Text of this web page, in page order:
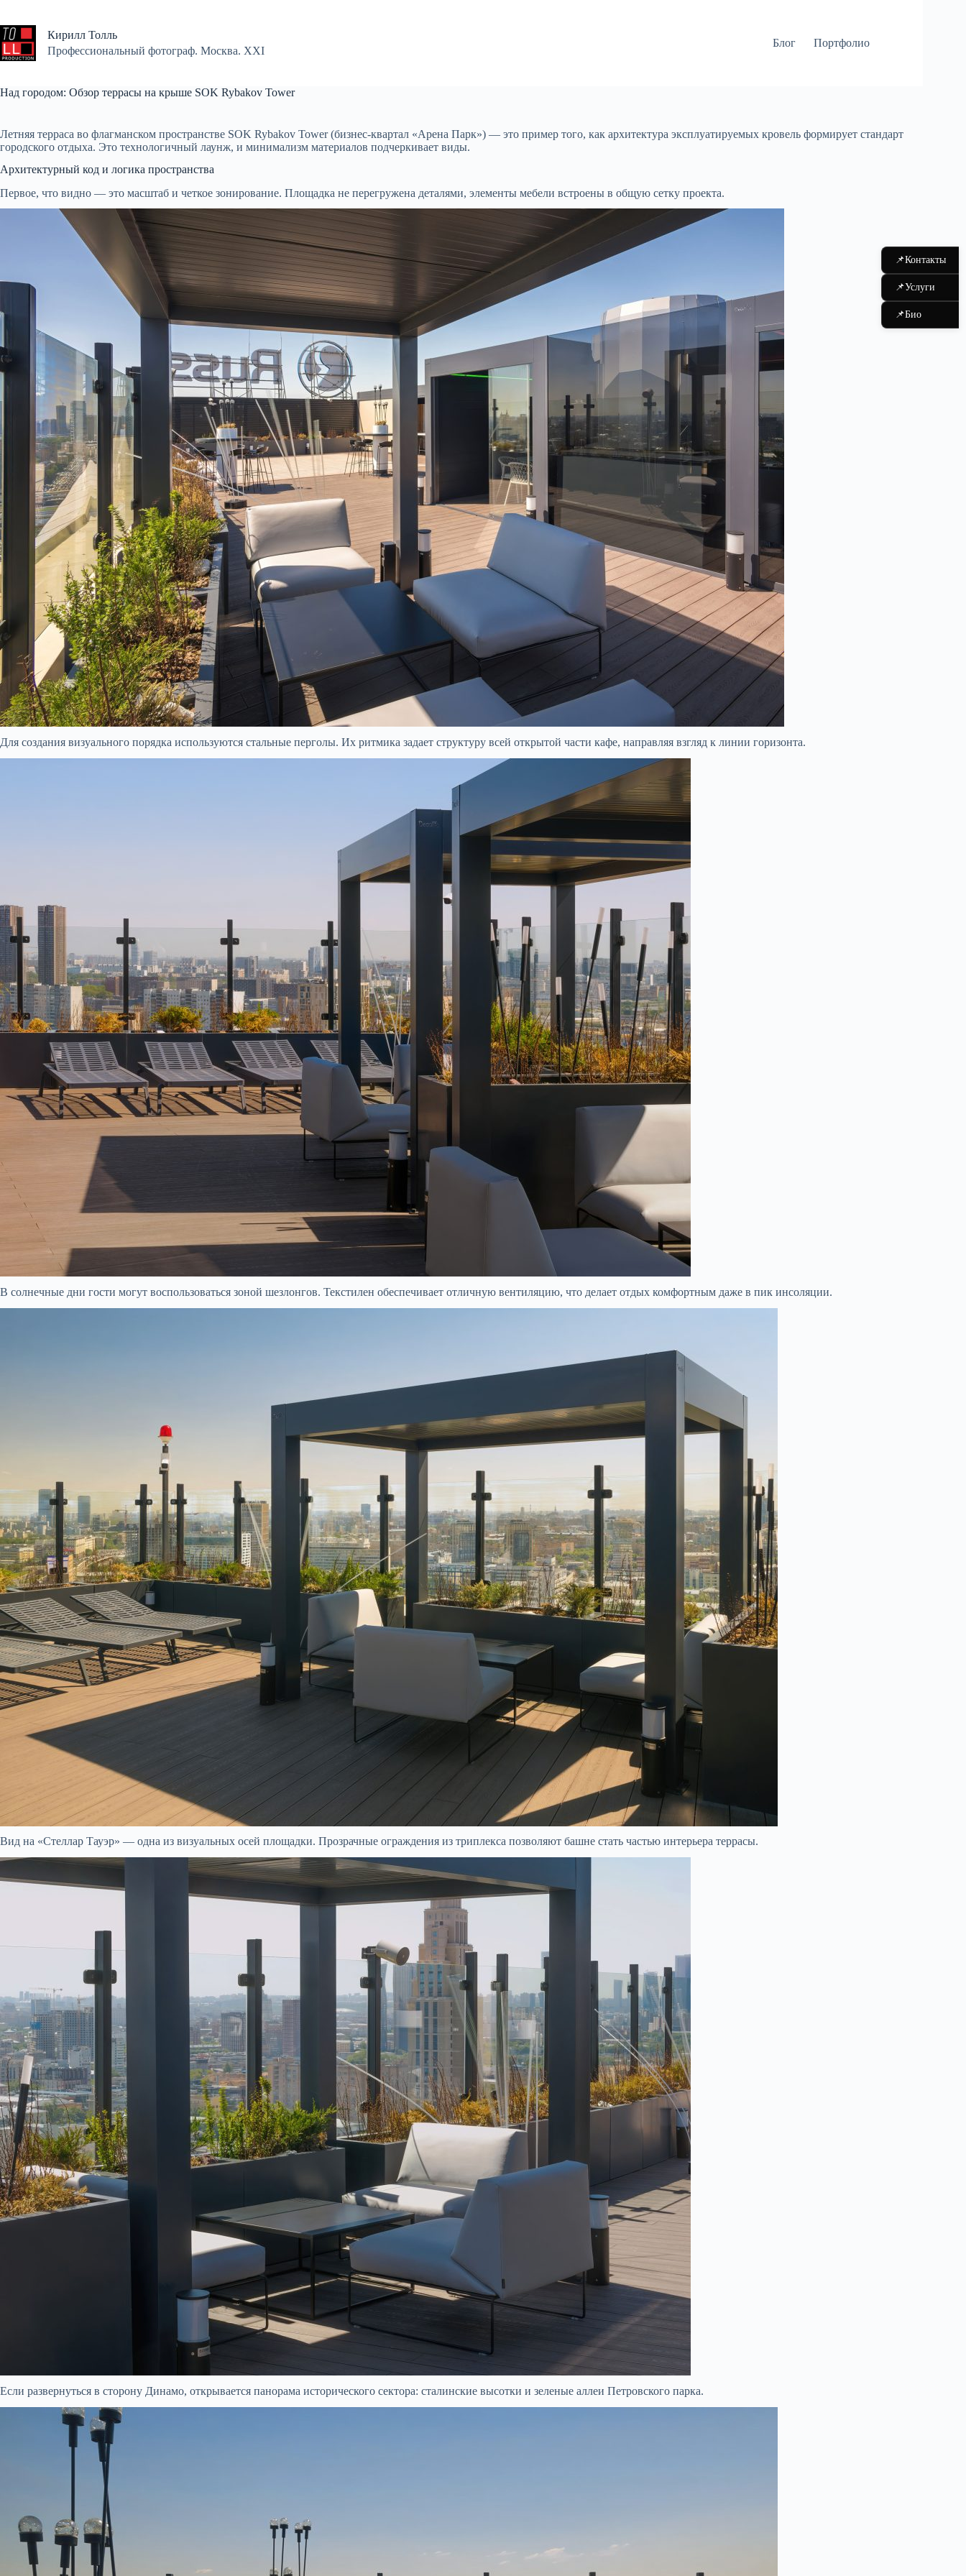
сути
Кирилл Толль
Профессиональный фотограф. Москва. XXI
Блог Портфолио
Над городом: Обзор террасы на крыше SOK Rybakov Tower
Летняя терраса во флагманском пространстве SOK Rybakov Tower (бизнес-квартал «Арена Парк») — это пример того, как архитектура эксплуатируемых кровель формирует стандарт
городского отдыха. Это технологичный лаунж, и минимализм материалов подчеркивает виды.
Архитектурный код и логика пространства
Первое, что видно — это масштаб и четкое зонирование. Площадка не перегружена деталями, элементы мебели встроены в общую сетку проекта.
Для создания визуального порядка используются стальные перголы. Их ритмика задает структуру всей открытой части кафе, направляя взгляд к линии горизонта.
В солнечные дни гости могут воспользоваться зоной шезлонгов. Текстилен обеспечивает отличную вентиляцию, что делает отдых комфортным даже в пик инсоляции.
Вид на «Стеллар Тауэр» — одна из визуальных осей площадки. Прозрачные ограждения из триплекса позволяют башне стать частью интерьера террасы.
Если развернуться в сторону Динамо, открывается панорама исторического сектора: сталинские высотки и зеленые аллеи Петровского парка.
📌Контакты
📌Услуги
📌Био